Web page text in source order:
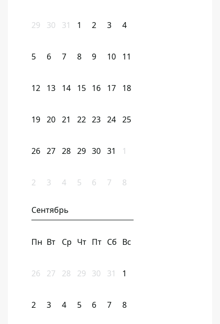
29 30 31 1 2 3 4
5 6 7 8 9 10 11
12 13 14 15 16 17 18
19 20 21 22 23 24 25
26 27 28 29 30 31 1
2 3 4 5 6 7 8
Сентябрь
Пн Вт Ср Чт Пт Сб Вс
26 27 28 29 30 31 1
2 3 4 5 6 7 8